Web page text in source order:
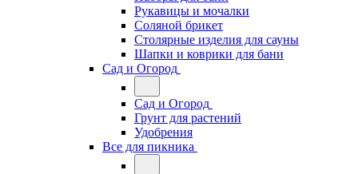
Рукавицы и мочалки
Соляной брикет
Столярные изделия для сауны
Шапки и коврики для бани
Сад и Огород
Сад и Огород
Грунт для растений
Удобрения
Все для пикника